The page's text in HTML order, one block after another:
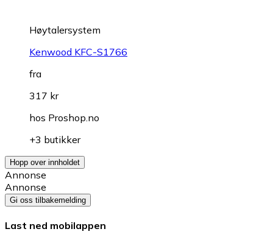
Høytalersystem
Kenwood KFC-S1766
fra
317 kr
hos Proshop.no
+3 butikker
Hopp over innholdet
Annonse
Annonse
Gi oss tilbakemelding
Last ned mobilappen